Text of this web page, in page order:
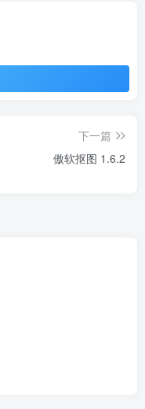
下一篇
傲软抠图 1.6.2